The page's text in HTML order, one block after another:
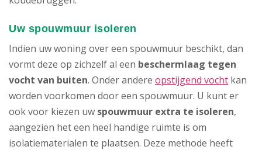
Uw spouwmuur isoleren
Indien uw woning over een spouwmuur beschikt, dan
vormt deze op zichzelf al een beschermlaag tegen
vocht van buiten. Onder andere opstijgend vocht kan
worden voorkomen door een spouwmuur. U kunt er
ook voor kiezen uw spouwmuur extra te isoleren,
aangezien het een heel handige ruimte is om
isolatiematerialen te plaatsen. Deze methode heeft